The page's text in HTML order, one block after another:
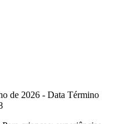
de 2026 - Data Término